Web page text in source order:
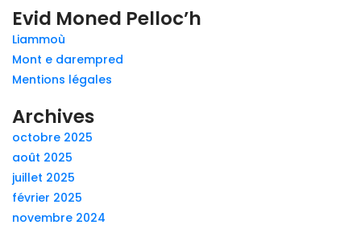
Evid Moned Pelloc’h
Liammoù
Mont e darempred
Mentions légales
Archives
octobre 2025
août 2025
juillet 2025
février 2025
novembre 2024